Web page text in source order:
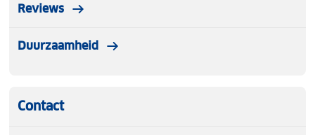
Reviews
Duurzaamheid
Contact